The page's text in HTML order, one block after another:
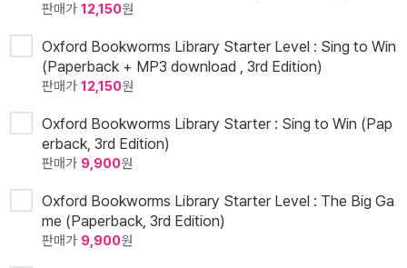
판매가 12,150원
Oxford Bookworms Library Starter Level : Sing to Win
(Paperback + MP3 download , 3rd Edition)
판매가 12,150원
Oxford Bookworms Library Starter : Sing to Win (Pap
erback, 3rd Edition)
판매가 9,900원
Oxford Bookworms Library Starter Level : The Big Ga
me (Paperback, 3rd Edition)
판매가 9,900원